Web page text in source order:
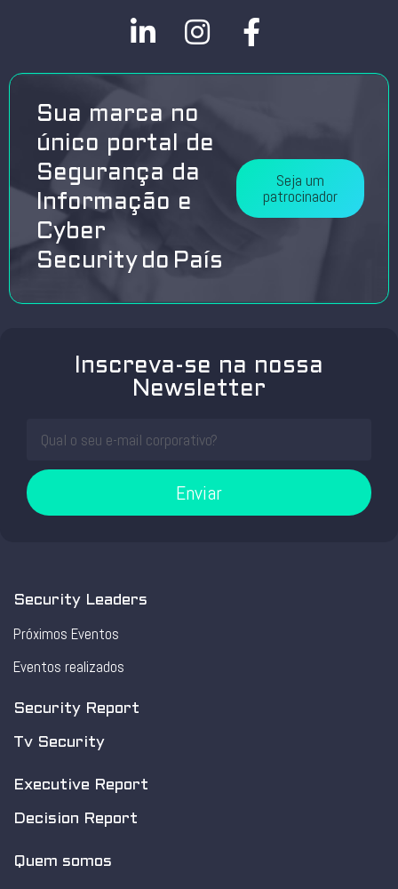
Sua marca no
único portal de
Segurança da
Informação e
Cyber
Security do País
Seja um
patrocinador
Inscreva-se na nossa
Newsletter
Enviar
Security Leaders
Próximos Eventos
Eventos realizados
Security Report
Tv Security
Executive Report
Decision Report
Quem somos